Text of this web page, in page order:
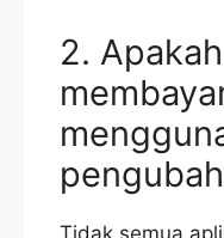
2.
Tidak semua